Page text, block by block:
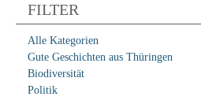
FILTER
Alle Kategorien
Gute Geschichten aus Thüringen
Biodiversität
Politik